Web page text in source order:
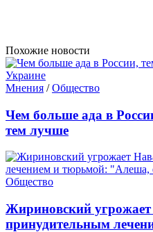
Похожие новости
Мнения /Общество
Чем больше ада в
тем лучше
Общество
Жириновский
принудительным